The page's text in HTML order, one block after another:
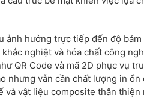
ảnh hưởng trực tiếp đến độ
nghiệt và hóa chất công
QR Code và mã 2D phục vụ
nhưng vẫn cần chất lượng in ổn
và vật liệu composite thân thiện